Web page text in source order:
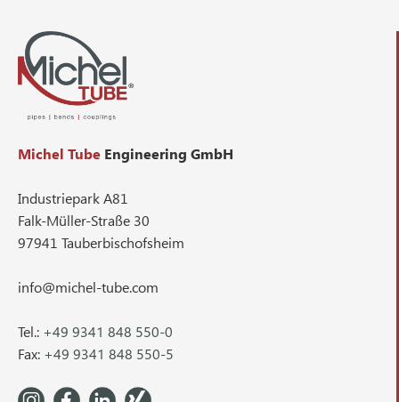
Michel Tube Engineering GmbH
Industriepark A81
Falk-Müller-Straße 30
97941 Tauberbischofsheim
info@michel-tube.com
Tel.: +49 9341 848 550-0
Fax: +49 9341 848 550-5